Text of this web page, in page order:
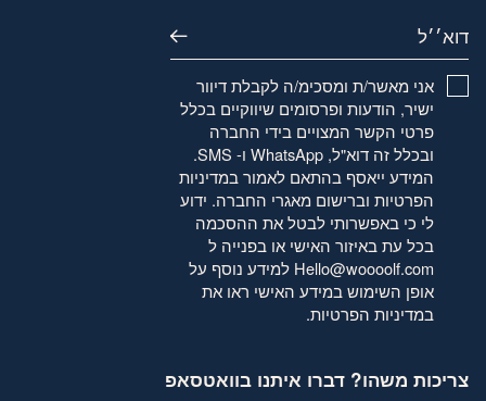
דוא׳׳ל
אני מאשר/ת ומסכימ/ה לקבלת דיוור
ישיר, הודעות ופרסומים שיווקיים בכלל
פרטי הקשר המצויים בידי החברה
ובכלל זה דוא"ל, WhatsApp ו- SMS.
המידע ייאסף בהתאם לאמורבמדיניות
הפרטיותוברישום מאגרי החברה. ידוע
לי כי באפשרותי לבטל את ההסכמה
בכל עת באיזור האישי או בפנייה ל
Hello@woooolf.com למידע נוסף על
אופן השימוש במידע האישי ראו את
במדיניות הפרטיות.
צריכות משהו? דברו איתנו בוואטסאפ